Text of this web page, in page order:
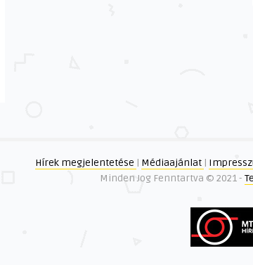
Hírek megjelentetése | Médiaajánlat |
Minden Jog Fenntartva © 2021 -